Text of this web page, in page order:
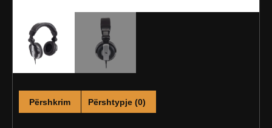
Përshkrim Përshtypje (0)